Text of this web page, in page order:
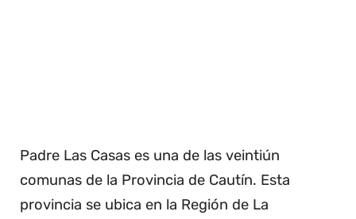
Padre Las Casas es una de las veintiún
comunas de la Provincia de Cautín. Esta
provincia se ubica en la Región de La